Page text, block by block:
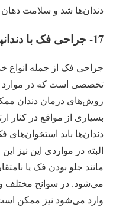
دندان‌ها شد و سلامت دهان
17- جراحی فک با دندانپزشک
جراحی فک از جمله انواع
تخصصی است که در موارد
روش‌های درمان دندان
بسیاری از مواقع در کنار
دندان‌ها باید
البته در مواردی این نیز
مانند جلو بودن فک یا
می‌شود. در سوانح
وارد می‌شود نیز ممکن